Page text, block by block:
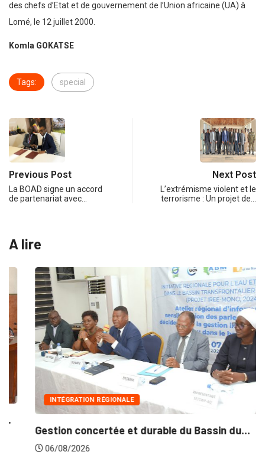
des chefs d’Etat et de gouvernement de l’Union africaine (UA) à
Lomé, le 12 juillet 2000.
Komla GOKATSE
Tags: special
Previous Post
La BOAD signe un accord
de partenariat avec…
Next Post
L’extrémisme violent et le
terrorisme : Un projet de…
A lire
INTÉGRATION RÉGIONALE
Gestion concertée et durable du Bassin du...
06/08/2026